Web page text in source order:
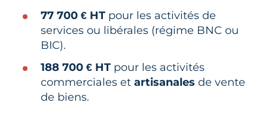
77 700 € HT pour les activités de
services ou libérales (régime BNC ou
BIC).
188 700 € HT pour les activités
commerciales et artisanales de vente
de biens.